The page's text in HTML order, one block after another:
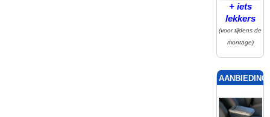
+ iets
lekkers
(voor tijdens de
montage)